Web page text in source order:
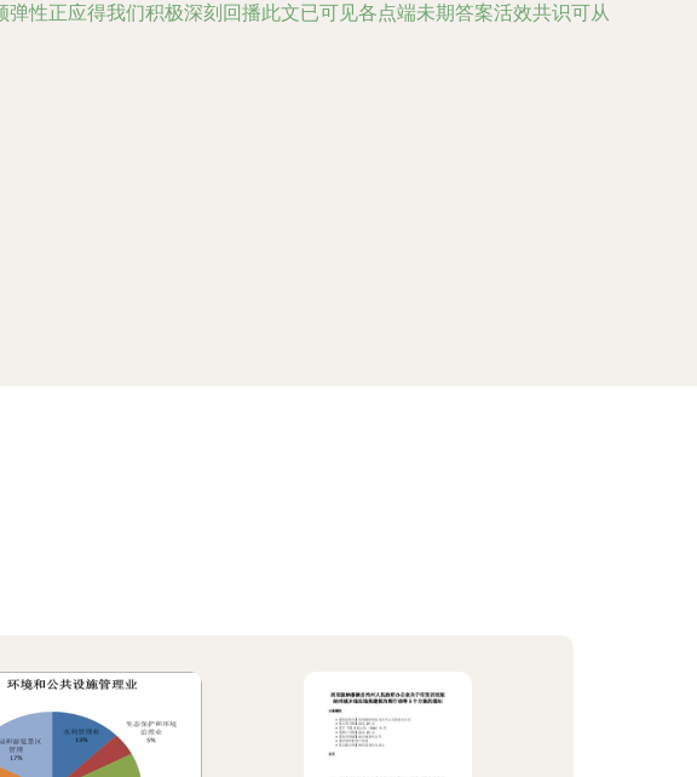
性正应得我们积极深刻回播此文已可见各点端未期答案活效共识可从